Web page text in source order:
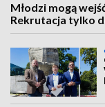
Młodzi mogą
Rekrutacja tylko